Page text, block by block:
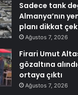
Sadece tank
Almanya’nın
planı dikkat
Ağustos 7, 2026
Firari Umut
gözaltına
ortaya çıktı
Ağustos 7, 2026